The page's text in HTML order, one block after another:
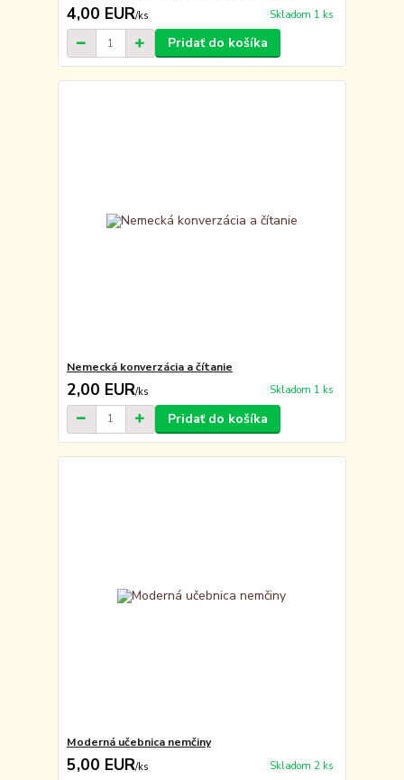
4,00 EUR/ks Skladom 1 ks
Pridať do košíka
Nemecká konverzácia a čítanie
2,00 EUR/ks Skladom 1 ks
Pridať do košíka
Moderná učebnica nemčiny
5,00 EUR/ks Skladom 2 ks